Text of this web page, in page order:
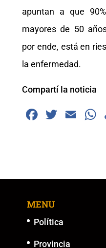
apuntan a que
mayores de 50
por ende, está en
la enfermedad.
Compartí la noticia
F
b
o
k
T
E
MENU
Política
Provincia